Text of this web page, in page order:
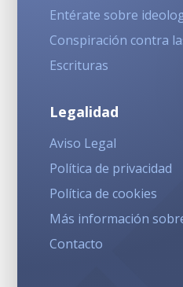
Entérate sobre
Conspiración contra
Escrituras
Legalidad
Aviso Legal
Política de privacidad
Política de cookies
Más información
Contacto